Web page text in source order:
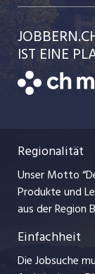
Temporäre Jobs
Freelance Jobs
Ferienjobs
Management /
Arbeitgeber
Einzelinserat
Schnittstelle
Bewerber-
Ratgeber
AGB
Impressum
jobbasel.ch
jobmittelland.ch
zentraljob.ch
myjob.ch
jobzüri.ch
ajourjob.ch
IST EINE
Regionalität
Unser Motto
Produkte und
aus der Region
Einfachheit
Die Jobsuche